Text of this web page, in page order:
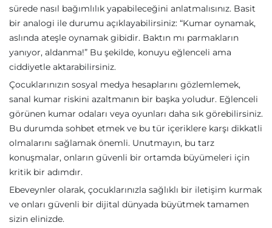
sürede nasıl bağımlılık yapabileceğini anlatmalısınız. Basit
bir analogi ile durumu açıklayabilirsiniz: “Kumar oynamak,
aslında ateşle oynamak gibidir. Baktın mı parmakların
yanıyor, aldanma!” Bu şekilde, konuyu eğlenceli ama
ciddiyetle aktarabilirsiniz.
Çocuklarınızın sosyal medya hesaplarını gözlemlemek,
sanal kumar riskini azaltmanın bir başka yoludur. Eğlenceli
görünen kumar odaları veya oyunları daha sık görebilirsiniz.
Bu durumda sohbet etmek ve bu tür içeriklere karşı dikkatli
olmalarını sağlamak önemli. Unutmayın, bu tarz
konuşmalar, onların güvenli bir ortamda büyümeleri için
kritik bir adımdır.
Ebeveynler olarak, çocuklarınızla sağlıklı bir iletişim kurmak
ve onları güvenli bir dijital dünyada büyütmek tamamen
sizin elinizde.